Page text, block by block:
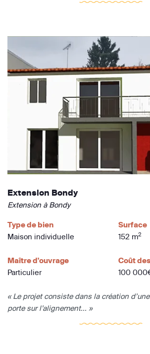
Extension Bondy
Extension à Bondy
Type de bien
Maison individuelle
Surface
152 m2
Maître d'ouvrage
Particulier
Coût
100
« Le projet consiste dans la création
porte sur l’alignement... »